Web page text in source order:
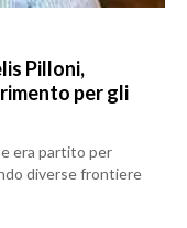
Pilloni,
per gli
era partito per
diverse frontiere